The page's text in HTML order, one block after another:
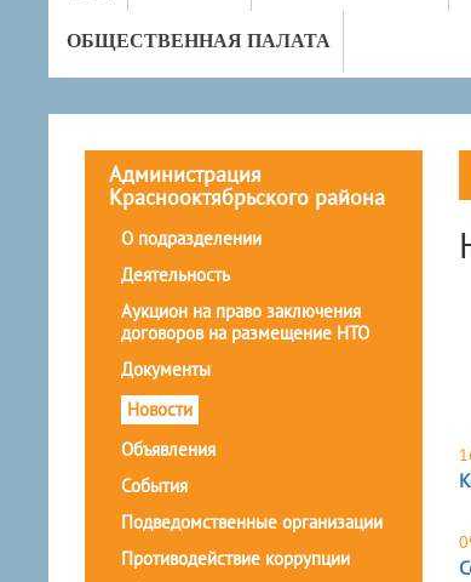
ОБЩЕСТВЕННАЯ ПАЛАТА
Администрация
Краснооктябрьского района
О подразделении
Деятельность
Аукцион на право заключения
договоров на размещение НТО
Документы
Новости
Объявления
События
Подведомственные организации
Противодействие коррупции